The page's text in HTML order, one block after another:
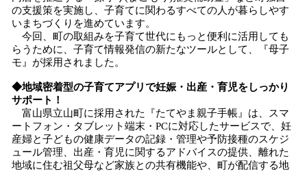
の支援策を実施し、子育てに関わるすべての人が暮らしやす
いまちづくりを進めています。
今回、町の取組みを子育て世代にもっと便利に活用しても
らうために、子育て情報発信の新たなツールとして、『母子
モ』が採用されました。
◆地域密着型の子育てアプリで妊娠・出産・育児をしっかり
サポート！
富山県立山町に採用された『たてやま親子手帳』は、スマ
ートフォン・タブレット端末・PCに対応したサービスで、妊
産婦と子どもの健康データの記録・管理や予防接種のスケジ
ュール管理、出産・育児に関するアドバイスの提供、離れた
地域に住む祖父母など家族との共有機能や、町が配信する地